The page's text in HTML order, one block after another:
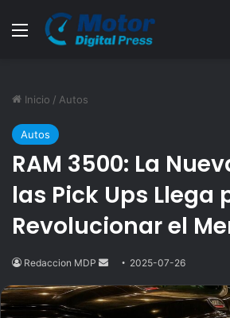
Menú
Inicio / Autos
Autos
RAM 3500: La
las Pick Ups Llega
Revolucionar el
Redaccion MDP
Send
email
2025-07-26